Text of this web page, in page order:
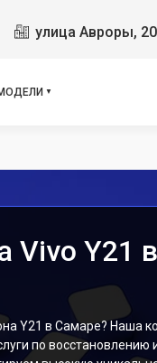
улица Авроры,
Y19
V23
Y12
Vivo Y21 в
Y21 в Самаре? Наша
по восстановлению